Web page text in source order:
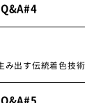
み出す伝統着色技術